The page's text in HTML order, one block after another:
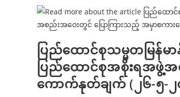
ပြည်ထောင်စုသမ္မတမြန်မ
ပြည်ထောင်စုအစိုးရအဖွဲ့အ
ကောက်နုတ်ချက် (၂၆-၅-၂